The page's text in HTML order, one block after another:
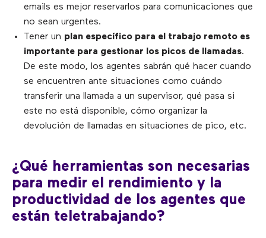
emails es mejor reservarlos para comunicaciones que
no sean urgentes.
Tener un plan específico para el trabajo remoto es
importante para gestionar los picos de llamadas.
De este modo, los agentes sabrán qué hacer cuando
se encuentren ante situaciones como cuándo
transferir una llamada a un supervisor, qué pasa si
este no está disponible, cómo organizar la
devolución de llamadas en situaciones de pico, etc.
¿Qué herramientas son necesarias
para medir el rendimiento y la
productividad de los agentes que
están teletrabajando?